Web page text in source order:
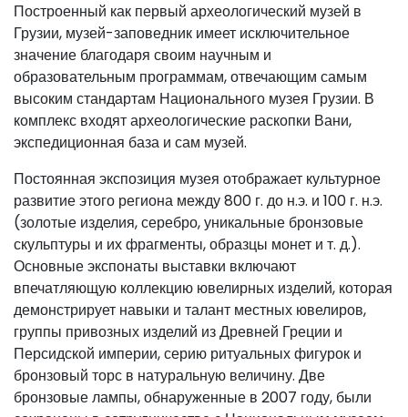
Построенный как первый археологический музей в
Грузии, музей-заповедник имеет исключительное
значение благодаря своим научным и
образовательным программам, отвечающим самым
высоким стандартам Национального музея Грузии. В
комплекс входят археологические раскопки Вани,
экспедиционная база и сам музей.
Постоянная экспозиция музея отображает культурное
развитие этого региона между 800 г. до н.э. и 100 г. н.э.
(золотые изделия, серебро, уникальные бронзовые
скульптуры и их фрагменты, образцы монет и т. д.).
Основные экспонаты выставки включают
впечатляющую коллекцию ювелирных изделий, которая
демонстрирует навыки и талант местных ювелиров,
группы привозных изделий из Древней Греции и
Персидской империи, серию ритуальных фигурок и
бронзовый торс в натуральную величину. Две
бронзовые лампы, обнаруженные в 2007 году, были